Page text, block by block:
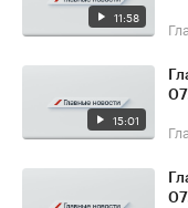
11:58
15:01